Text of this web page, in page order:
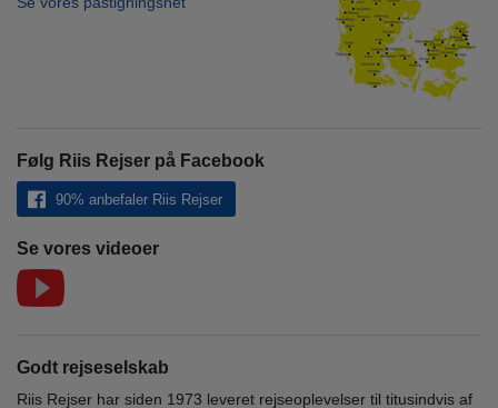
Følg Riis Rejser på Facebook
90% anbefaler Riis Rejser
Se vores videoer
Godt rejseselskab
Riis Rejser har siden 1973 leveret rejseoplevelser til titusindvis af